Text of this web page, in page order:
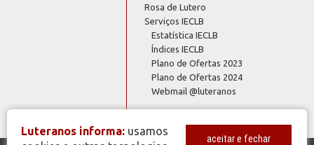
Rosa de Lutero
Serviços IECLB
Estatística IECLB
Índices IECLB
Plano de Ofertas 2023
Plano de Ofertas 2024
Webmail @luteranos
Luteranos informa: usamos
aceitar e fechar